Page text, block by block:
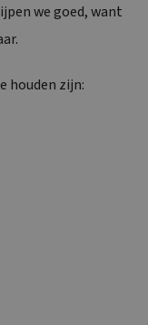
we goed, want
houden zijn: